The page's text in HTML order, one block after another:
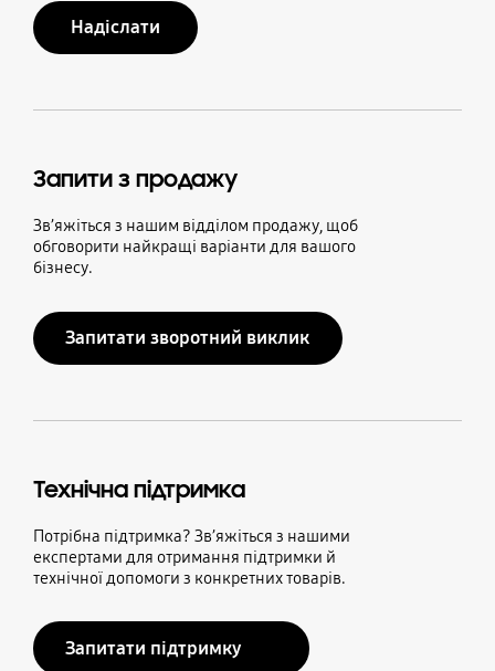
Надіслати
Запити з продажу
Зв’яжіться з нашим відділом продажу, щоб
обговорити найкращі варіанти для вашого
бізнесу.
Запитати зворотний виклик
Технічна підтримка
Потрібна підтримка? Зв’яжіться з нашими
експертами для отримання підтримки й
технічної допомоги з конкретних товарів.
Запитати підтримку